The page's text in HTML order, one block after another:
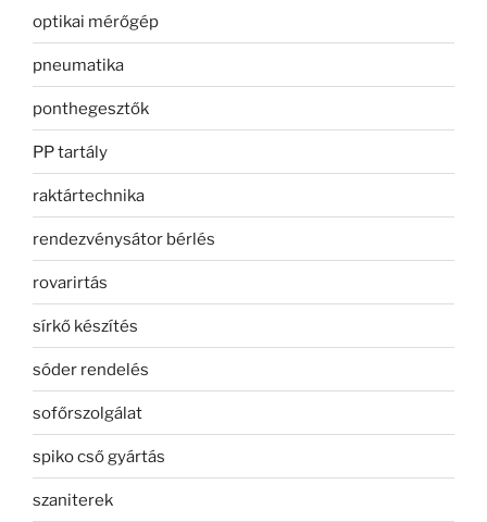
optikai mérőgép
pneumatika
ponthegesztők
PP tartály
raktártechnika
rendezvénysátor bérlés
rovarirtás
sírkő készítés
sóder rendelés
sofőrszolgálat
spiko cső gyártás
szaniterek